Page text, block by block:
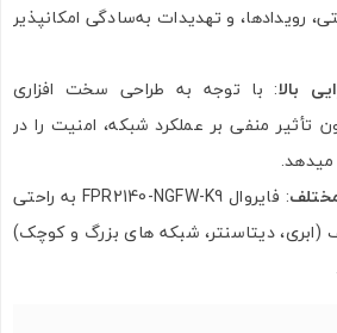
رویدادها، و تهدیدات به‌سادگی امکانپذیر
بالا: با توجه به طراحی سخت‌ افزاری
تأثیر منفی بر عملکرد شبکه، امنیت را در
میدهد.
: فایروال FPR2140-NGFW-K9 به‌ راحتی
دیتاسنتر، شبکه‌ های بزرگ و کوچک)